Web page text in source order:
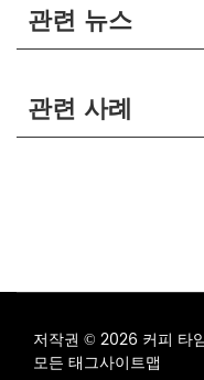
관련 뉴스
관련 사례
저작권 © 2026 커피 타
모든 태그사이트맵